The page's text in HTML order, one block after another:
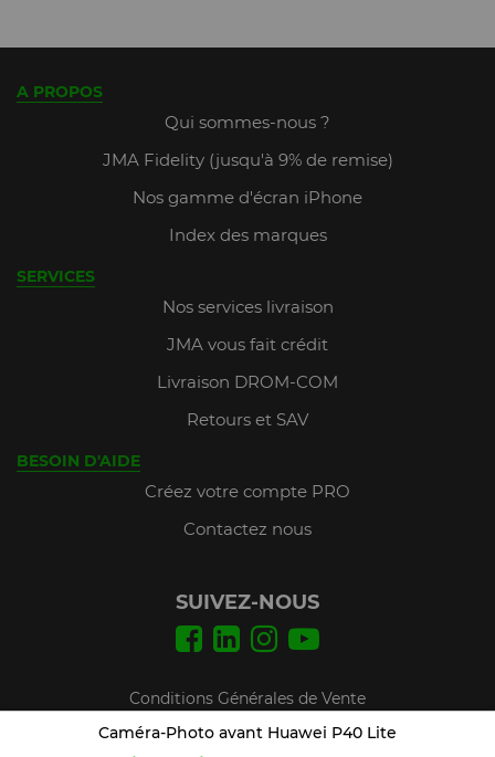
Caméra-Photo avant Huawei P40 Lite
A PROPOS
Qui sommes-nous ?
JMA Fidelity (jusqu'à 9% de remise)
Nos gamme d'écran iPhone
Index des marques
SERVICES
Nos services livraison
JMA vous fait crédit
Livraison DROM-COM
Retours et SAV
BESOIN D'AIDE
Créez votre compte PRO
Contactez nous
SUIVEZ-NOUS
Conditions Générales de Vente
Mentions légales